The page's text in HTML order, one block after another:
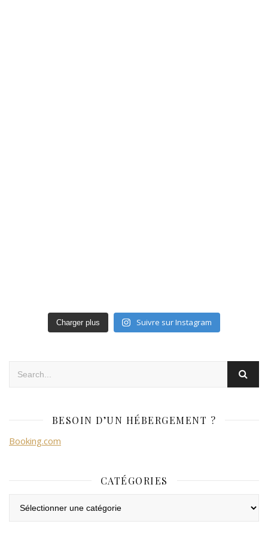
Charger plus Suivre sur Instagram
BESOIN D’UN HÉBERGEMENT ?
Booking.com
CATÉGORIES